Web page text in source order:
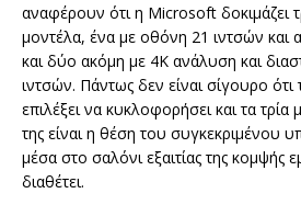
αναφέρουν ότι η Microsoft δοκιμάζει
μοντέλα, ένα με οθόνη 21 ιντσών και
και δύο ακόμη με 4K ανάλυση και
ιντσών. Πάντως δεν είναι σίγουρο ότι
επιλέξει να κυκλοφορήσει και τα
της είναι η θέση του συγκεκριμένου
μέσα στο σαλόνι εξαιτίας της κομψής
διαθέτει.